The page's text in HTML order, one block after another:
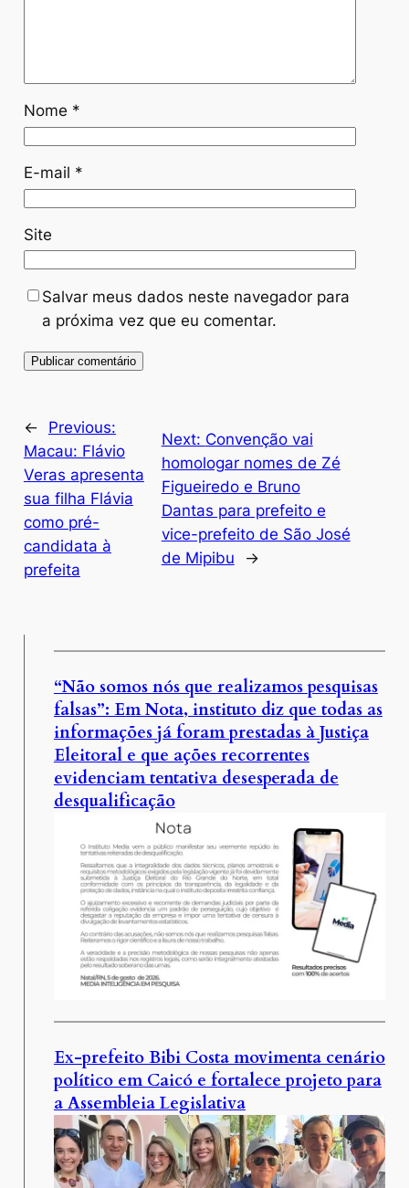
Nome *
E-mail *
Site
Salvar meus dados neste navegador para
a próxima vez que eu comentar.
←
Previous:
Macau: Flávio
Veras apresenta
sua filha Flávia
como pré-
candidata à
prefeita
Next: Convenção vai
homologar nomes de Zé
Figueiredo e Bruno
Dantas para prefeito e
vice-prefeito de São José
de Mipibu
→
“Não somos nós que realizamos pesquisas
falsas”: Em Nota, instituto diz que todas as
informações já foram prestadas à Justiça
Eleitoral e que ações recorrentes
evidenciam tentativa desesperada de
desqualificação
Ex-prefeito Bibi Costa movimenta cenário
político em Caicó e fortalece projeto para
a Assembleia Legislativa